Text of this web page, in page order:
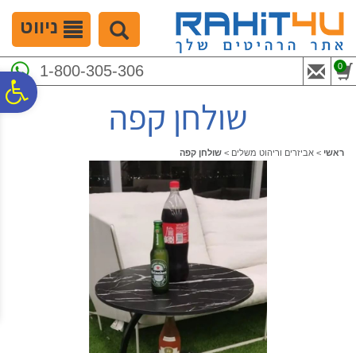
נגישות
המרכזי
ניווט
1-800-305-306 0
שולחן קפה
ראשי > אביזרים וריהוט משלים > שולחן קפה